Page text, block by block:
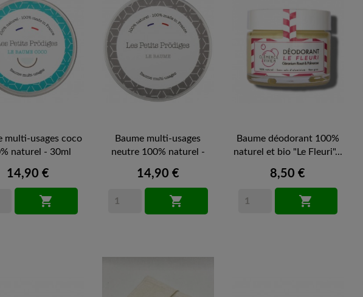
multi-usages coco
naturel - 30ml
14,90 €

Baume multi-usages
neutre 100% naturel -
14,90 €

Baume déodorant 100%
naturel et bio "Le Fleuri"...
8,50 €
